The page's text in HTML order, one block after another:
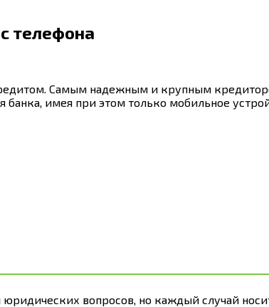
телефона
Самым надежным и крупным
имея при этом только мобильное
вопросов, но каждый случай